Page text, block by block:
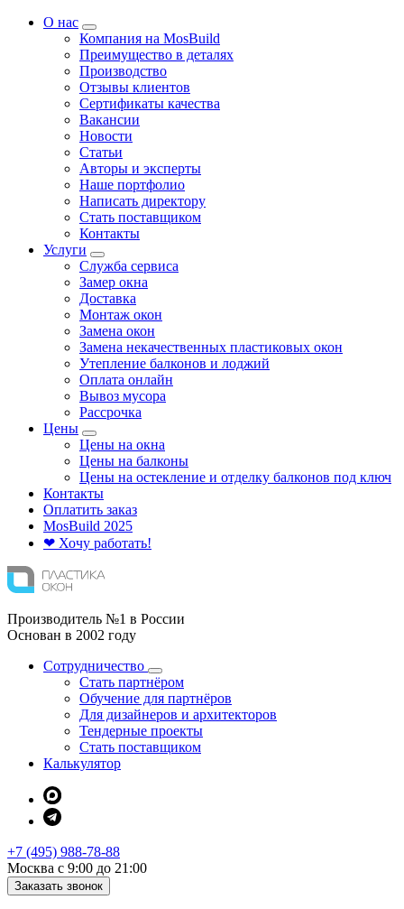
О нас
Компания на MosBuild
Преимущество в деталях
Производство
Отзывы клиентов
Сертификаты качества
Вакансии
Новости
Статьи
Авторы и эксперты
Нашe портфолио
Написать директору
Стать поставщиком
Контакты
Услуги
Служба сервиса
Замер окна
Доставка
Монтаж окон
Замена окон
Замена некачественных пластиковых окон
Утепление балконов и лоджий
Оплата онлайн
Вывоз мусора
Рассрочка
Цены
Цены на окна
Цены на балконы
Цены на остекление и отделку балконов под ключ
Контакты
Оплатить заказ
MosBuild 2025
❤ Хочу работать!
Производитель №1 в России
Основан в 2002 году
Сотрудничество
Стать партнёром
Обучение для партнёров
Для дизайнеров и архитекторов
Тендерные проекты
Стать поставщиком
Калькулятор
+7 (495) 988-78-88
Москва с 9:00 до 21:00
Заказать звонок